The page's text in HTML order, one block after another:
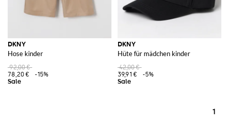
DKNY
Hose kinder
92,00 €
78,20 €
-15%
DKNY
Hüte für mädchen kinder
42,00 €
39,91 €
-5%
1